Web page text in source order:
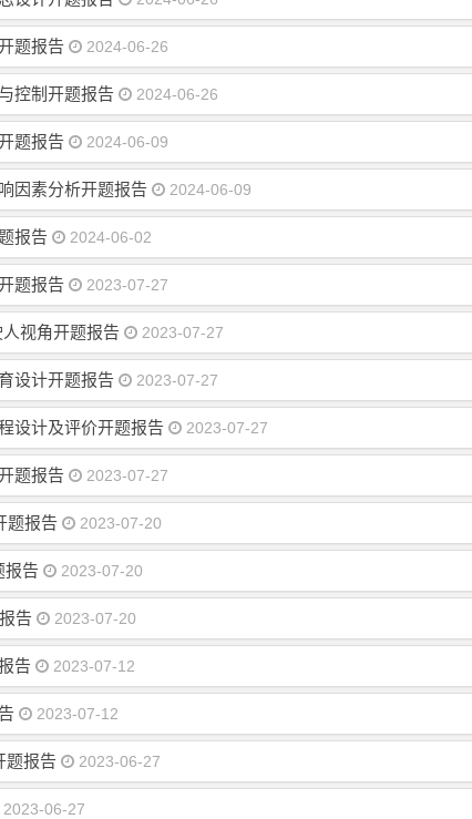
题报告 2024-06-26
控制开题报告 2024-06-26
题报告 2024-06-09
因素分析开题报告 2024-06-09
报告 2024-06-02
题报告 2023-07-27
视角开题报告 2023-07-27
设计开题报告 2023-07-27
设计及评价开题报告 2023-07-27
题报告 2023-07-27
题报告 2023-07-20
报告 2023-07-20
告 2023-07-20
告 2023-07-12
2023-07-12
题报告 2023-06-27
2023-06-27